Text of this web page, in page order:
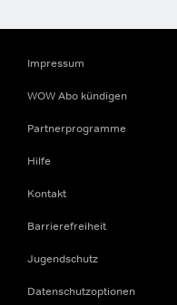
Impressum
WOW Abo kündigen
Partnerprogramme
Hilfe
Kontakt
Barrierefreiheit
Jugendschutz
Datenschutzoptionen